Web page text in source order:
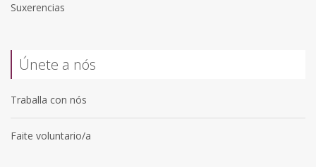
Suxerencias
Únete a nós
Traballa con nós
Faite voluntario/a